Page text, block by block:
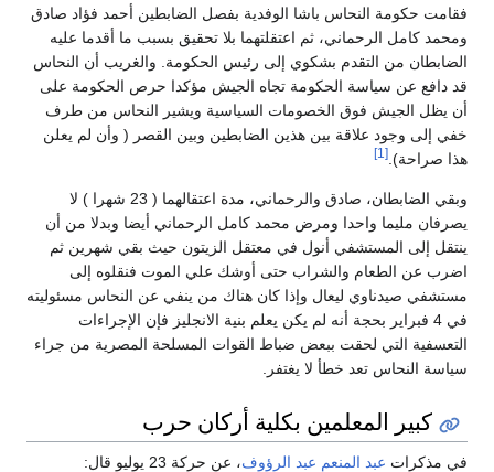
فقامت حكومة النحاس باشا الوفدية بفصل الضابطين أحمد فؤاد صادق
ومحمد كامل الرحماني، ثم اعتقلتهما بلا تحقيق بسبب ما أقدما عليه
الضابطان من التقدم بشكوي إلى رئيس الحكومة. والغريب أن النحاس
قد دافع عن سياسة الحكومة تجاه الجيش مؤكدا حرص الحكومة على
أن يظل الجيش فوق الخصومات السياسية ويشير النحاس من طرف
خفي إلى وجود علاقة بين هذين الضابطين وبين القصر ( وأن لم يعلن
هذا صراحة).[1]
وبقي الضابطان، صادق والرحماني، مدة اعتقالهما ( 23 شهرا ) لا
يصرفان مليما واحدا ومرض محمد كامل الرحماني أيضا وبدلا من أن
ينتقل إلى المستشفي أنول في معتقل الزيتون حيث بقي شهرين ثم
اضرب عن الطعام والشراب حتى أوشك علي الموت فنقلوه إلى
مستشفي صيدناوي ليعال وإذا كان هناك من ينفي عن النحاس مسئوليته
في 4 فبراير بحجة أنه لم يكن يعلم بنية الانجليز فإن الإجراءات
التعسفية التي لحقت ببعض ضباط القوات المسلحة المصرية من جراء
سياسة النحاس تعد خطأ لا يغتفر.
كبير المعلمين بكلية أركان حرب
في مذكرات عبد المنعم عبد الرؤوف، عن حركة 23 يوليو قال: